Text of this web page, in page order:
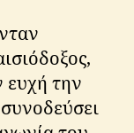
ευχή την